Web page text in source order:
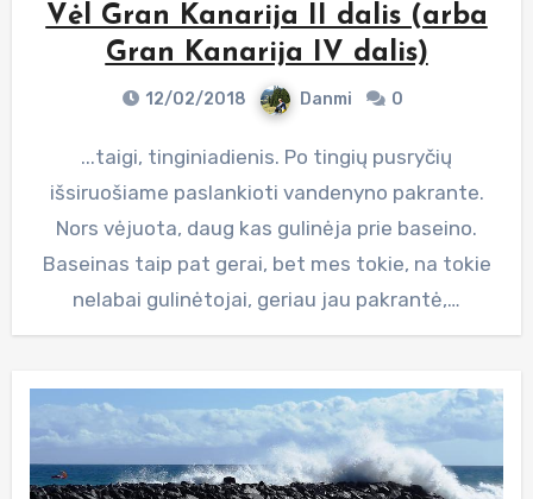
Vėl Gran Kanarija II dalis (arba
Gran Kanarija IV dalis)
12/02/2018 Danmi 0
...taigi, tinginiadienis. Po tingių pusryčių
išsiruošiame paslankioti vandenyno pakrante.
Nors vėjuota, daug kas gulinėja prie baseino.
Baseinas taip pat gerai, bet mes tokie, na tokie
nelabai gulinėtojai, geriau jau pakrantė,…